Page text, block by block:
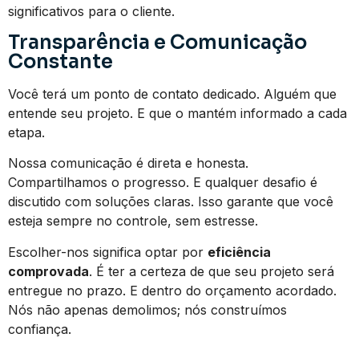
significativos para o cliente.
Transparência e Comunicação
Constante
Você terá um ponto de contato dedicado. Alguém que
entende seu projeto. E que o mantém informado a cada
etapa.
Nossa comunicação é direta e honesta.
Compartilhamos o progresso. E qualquer desafio é
discutido com soluções claras. Isso garante que você
esteja sempre no controle, sem estresse.
Escolher-nos significa optar por eficiência
comprovada. É ter a certeza de que seu projeto será
entregue no prazo. E dentro do orçamento acordado.
Nós não apenas demolimos; nós construímos
confiança.